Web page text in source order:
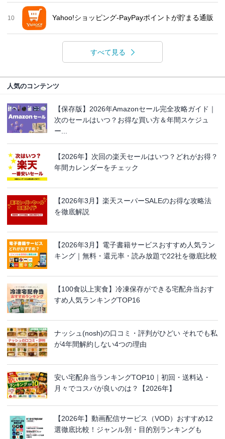
10 Yahoo!ショッピング-PayPayポイントが貯まる通販
すべて見る
人気のコンテンツ
【保存版】2026年Amazonセール完全攻略ガイド｜
次のセールはいつ？お得な買い方＆年間スケジュ
ー...
【2026年】次回の楽天セールはいつ？どれがお得？
年間カレンダーをチェック
【2026年3月】楽天スーパーSALEのお得な攻略法
を徹底解説
【2026年3月】電子書籍サービスおすすめ人気ラン
キング｜無料・還元率・読み放題で22社を徹底比較
【100食以上実食】冷凍保存ができる宅配弁当おす
すめ人気ランキングTOP16
ナッシュ(nosh)の口コミ・評判がひどい それでも私
が4年間解約しない4つの理由
安い宅配弁当ランキングTOP10｜初回・送料込・
月々でコスパが良いのは？【2026年】
【2026年】動画配信サービス（VOD）おすすめ12
選徹底比較！ジャンル別・目的別ランキングも